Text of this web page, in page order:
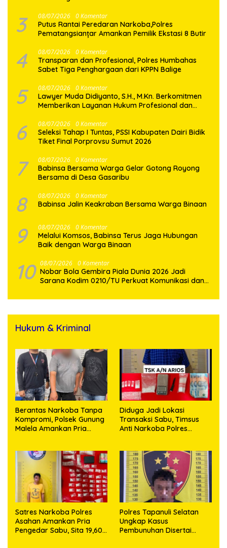
3 08/07/2026 0 Komentar
Putus Rantai Peredaran Narkoba,Polres
Pematangsianțar Amankan Pemilik Ekstasi 8 Butir
4 08/07/2026 0 Komentar
Transparan dan Profesional, Polres Humbahas
Sabet Tiga Penghargaan dari KPPN Balige
5 08/07/2026 0 Komentar
Lawyer Muda Didiyanto, S.H., M.Kn. Berkomitmen
Memberikan Layanan Hukum Profesional dan
6 08/07/2026 0 Komentar
Seleksi Tahap I Tuntas, PSSI Kabupaten Dairi Bidik
Tiket Final Porprovsu Sumut 2026
7 08/07/2026 0 Komentar
Babinsa Bersama Warga Gelar Gotong Royong
Bersama di Desa Gasaribu
8 08/07/2026 0 Komentar
Babinsa Jalin Keakraban Bersama Warga Binaan
9 08/07/2026 0 Komentar
Melalui Komsos, Babinsa Terus Jaga Hubungan
Baik dengan Warga Binaan
10 08/07/2026 0 Komentar
Nobar Bola Gembira Piala Dunia 2026 Jadi
Sarana Kodim 0210/TU Perkuat Komunikasi dan
Hukum & Kriminal
Berantas Narkoba Tanpa
Kompromi, Polsek Gunung
Malela Amankan Pria
Diduga Jadi Lokasi
Transaksi Sabu, Timsus
Anti Narkoba Polres
63,67 Gram Sabu
Satres Narkoba Polres
Asahan Amankan Pria
Pengedar Sabu, Sita 19,60
Polres Tapanuli Selatan
Ungkap Kasus
Pembunuhan Disertai